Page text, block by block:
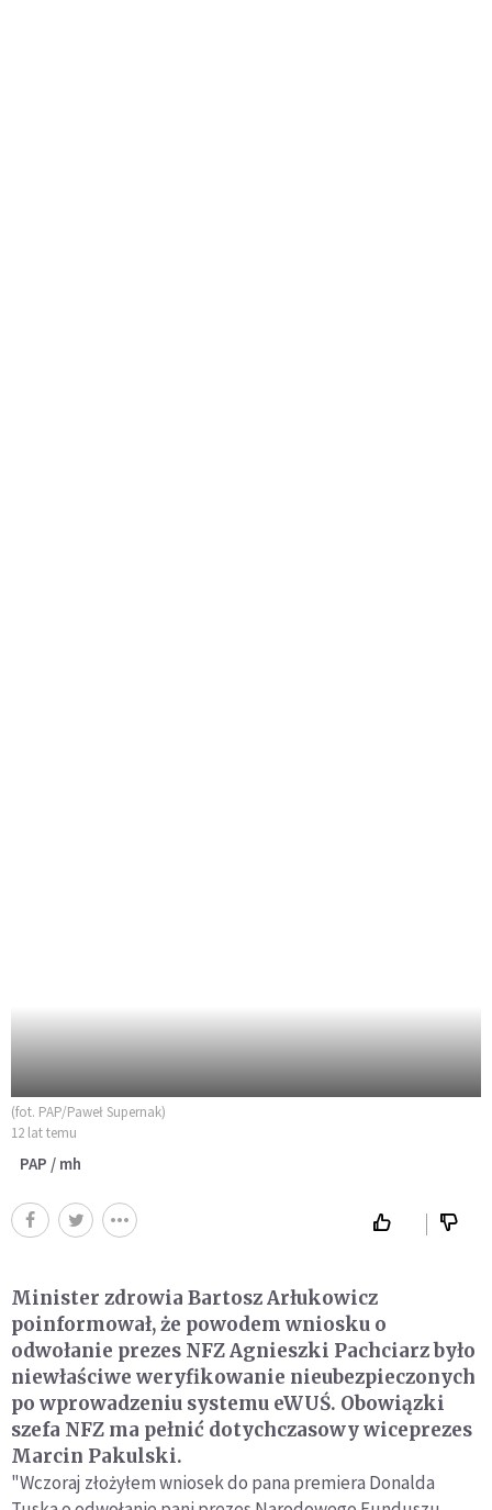
(fot. PAP/Paweł Supernak)
12 lat temu
PAP / mh
Minister zdrowia Bartosz Arłukowicz
poinformował, że powodem wniosku o
odwołanie prezes NFZ Agnieszki Pachciarz było
niewłaściwe weryfikowanie nieubezpieczonych
po wprowadzeniu systemu eWUŚ. Obowiązki
szefa NFZ ma pełnić dotychczasowy wiceprezes
Marcin Pakulski.
"Wczoraj złożyłem wniosek do pana premiera Donalda